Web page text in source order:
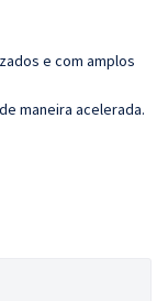
e com amplos
maneira acelerada.